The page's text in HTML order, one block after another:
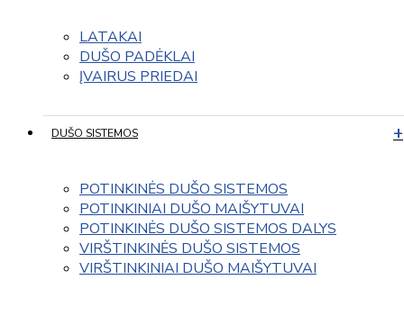
LATAKAI
DUŠO PADĖKLAI
ĮVAIRUS PRIEDAI
DUŠO SISTEMOS
POTINKINĖS DUŠO SISTEMOS
POTINKINIAI DUŠO MAIŠYTUVAI
POTINKINĖS DUŠO SISTEMOS DALYS
VIRŠTINKINĖS DUŠO SISTEMOS
VIRŠTINKINIAI DUŠO MAIŠYTUVAI